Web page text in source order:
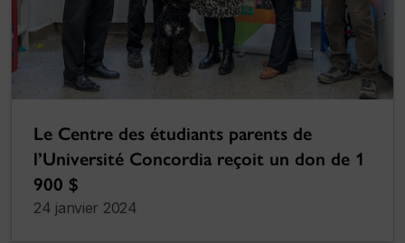
Le Centre des étudiants parents de
l’Université Concordia reçoit un don de 1
900 $
24 janvier 2024